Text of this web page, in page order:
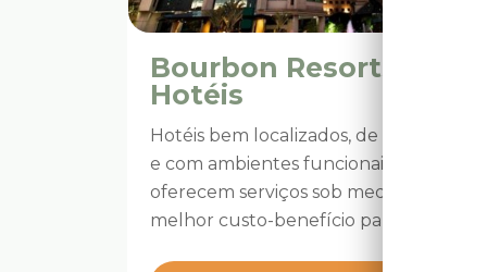
Bourbon Resorts &
Hotéis
Hotéis bem localizados, de fácil acesso,
e com ambientes funcionais que
oferecem serviços sob medida com o
melhor custo-benefício para você!